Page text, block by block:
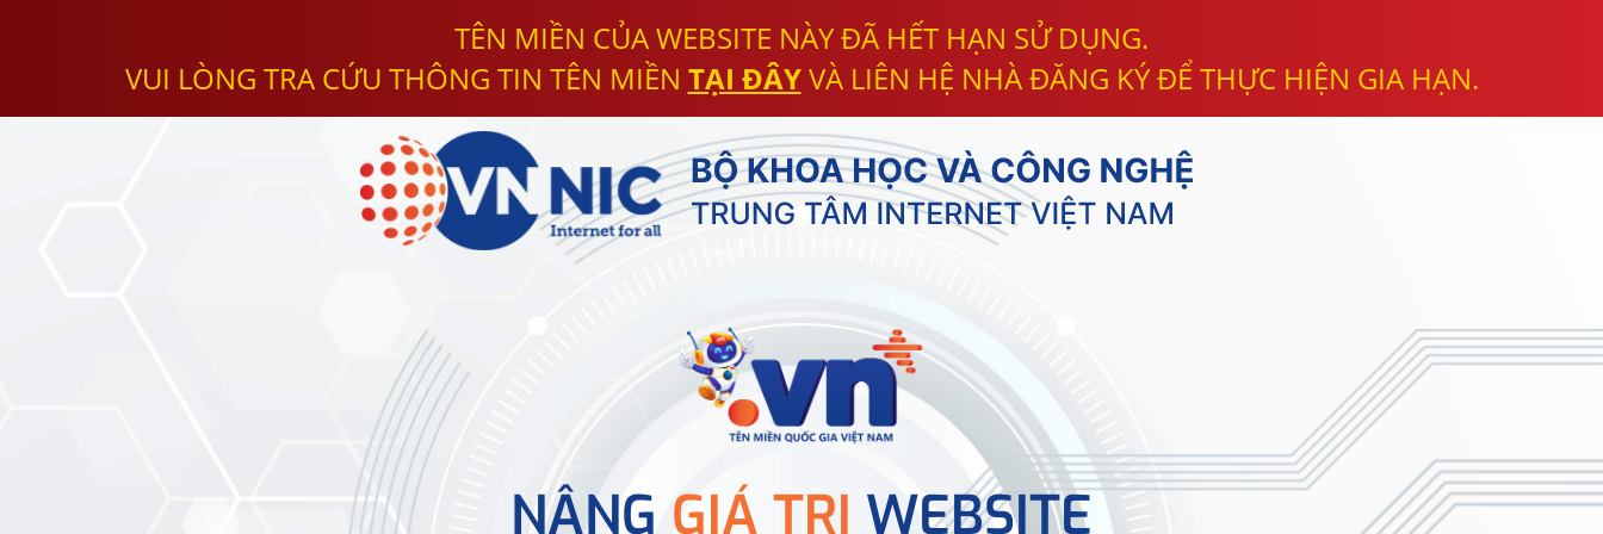
TÊN MIỀN CỦA WEBSITE NÀY ĐÃ HẾT HẠN SỬ DỤNG.
VUI LÒNG TRA CỨU THÔNG TIN TÊN MIỀN TẠI ĐÂYVÀ LIÊN HỆ NHÀ ĐĂNG KÝ ĐỂ THỰC HIỆN GIA HẠN.
NÂNG GIÁ TRỊ WEBSITE